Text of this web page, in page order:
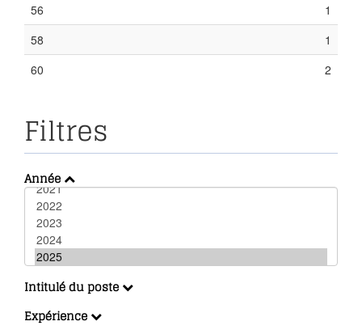
56
1
58
1
60
2
Filtres
Année
Intitulé du poste
Expérience